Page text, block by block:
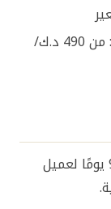
(دردشة AI + بطاقة الولاء): من 490 د.ك/
زيادة 40% في معدل تكرار الشراء خلال 90 يومًا لعميل